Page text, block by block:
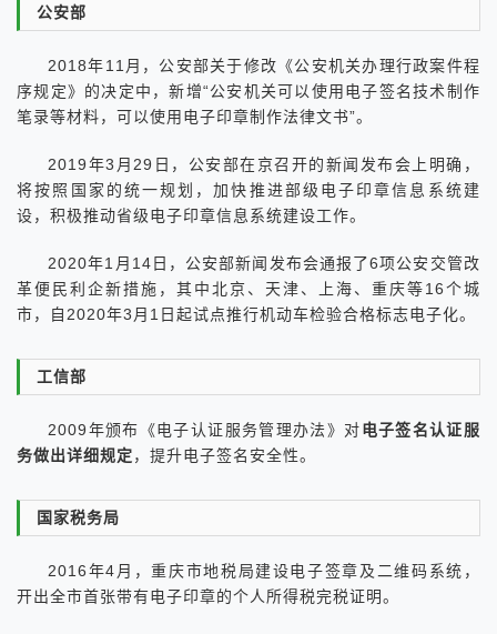
公安部
2018年11月，公安部关于修改《公安机关办理行政案件程
序规定》的决定中，新增“公安机关可以使用电子签名技术制作
笔录等材料，可以使用电子印章制作法律文书”。
2019年3月29日，公安部在京召开的新闻发布会上明确，
将按照国家的统一规划，加快推进部级电子印章信息系统建
设，积极推动省级电子印章信息系统建设工作。
2020年1月14日，公安部新闻发布会通报了6项公安交管改
革便民利企新措施，其中北京、天津、上海、重庆等16个城
市，自2020年3月1日起试点推行机动车检验合格标志电子化。
工信部
2009年颁布《电子认证服务管理办法》对 电子签名认证服
务做出详细规定，提升电子签名安全性。
国家税务局
2016年4月，重庆市地税局建设电子签章及二维码系统，
开出全市首张带有电子印章的个人所得税完税证明。